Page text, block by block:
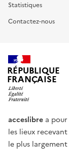
Statistiques
Contactez-nous
RÉPUBLIQUE
FRANÇAISE
acceslibre a
les lieux
le plus